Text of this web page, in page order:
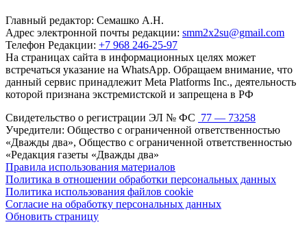
Главный редактор: Семашко А.Н.
Адрес электронной почты редакции: smm2x2su@gmail.com
Телефон Редакции: +7 968 246-25-97
На страницах сайта в информационных целях может
встречаться указание на WhatsApp. Обращаем внимание, что
данный сервис принадлежит Meta Platforms Inc., деятельность
которой признана экстремистской и запрещена в РФ
Свидетельство о регистрации ЭЛ № ФС 77 — 73258
Учредители: Общество с ограниченной ответственностью
«Дважды два», Общество с ограниченной ответственностью
«Редакция газеты «Дважды два»
Правила использования материалов
Политика в отношении обработки персональных данных
Политика использования файлов cookie
Согласие на обработку персональных данных
Обновить страницу